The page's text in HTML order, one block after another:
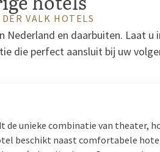
VALK HOTELS
Nederland en daarbuiten. Laat u
die perfect aansluit bij uw
de unieke combinatie van theater,
beschikt naast comfortabele